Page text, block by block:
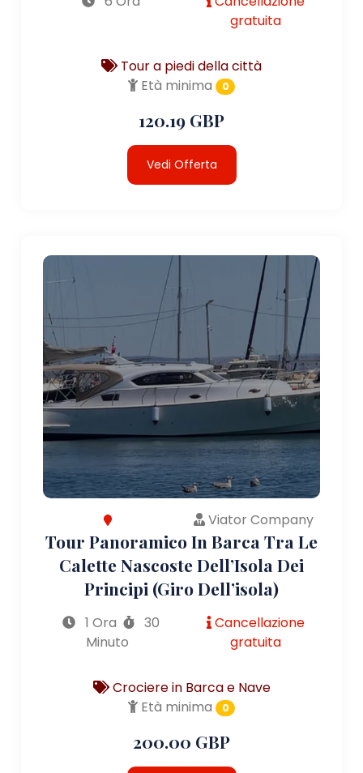
gratuita
Tour a piedi della città
Età minima
0
120.19 GBP
Vedi Offerta
Viator Company
Tour Panoramico In Barca Tra Le
Calette Nascoste Dell’Isola Dei
Principi (giro Dell’isola)
1 Ora
30
Minuto
Cancellazione
gratuita
Crociere in Barca e Nave
Età minima
0
200.00 GBP